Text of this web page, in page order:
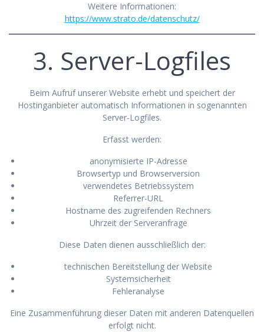
Weitere Informationen:
https://www.strato.de/datenschutz/
3. Server-Logfiles
Beim Aufruf unserer Website erhebt und speichert der
Hostinganbieter automatisch Informationen in sogenannten
Server-Logfiles.
Erfasst werden:
anonymisierte IP-Adresse
Browsertyp und Browserversion
verwendetes Betriebssystem
Referrer-URL
Hostname des zugreifenden Rechners
Uhrzeit der Serveranfrage
Diese Daten dienen ausschließlich der:
technischen Bereitstellung der Website
Systemsicherheit
Fehleranalyse
Eine Zusammenführung dieser Daten mit anderen Datenquellen
erfolgt nicht.